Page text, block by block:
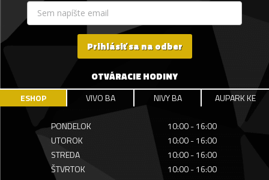
Prihlásiť sa na odber
OTVÁRACIE HODINY
ESHOP VIVO BA NIVY BA AUPARK KE
PONDELOK
10:00 - 16:00
UTOROK
10:00 - 16:00
STREDA
10:00 - 16:00
ŠTVRTOK
10:00 - 16:00